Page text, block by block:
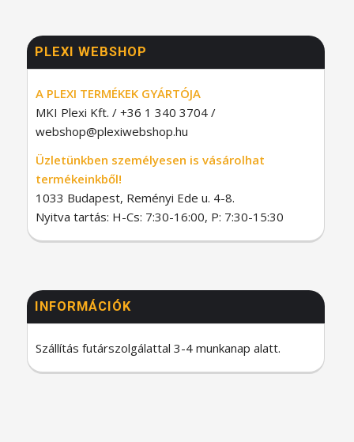
PLEXI WEBSHOP
A PLEXI TERMÉKEK GYÁRTÓJA
MKI Plexi Kft. / +36 1 340 3704 /
webshop@plexiwebshop.hu
Üzletünkben személyesen is vásárolhat
termékeinkből!
1033 Budapest, Reményi Ede u. 4-8.
Nyitva tartás: H-Cs: 7:30-16:00, P: 7:30-15:30
INFORMÁCIÓK
Szállítás futárszolgálattal 3-4 munkanap alatt.